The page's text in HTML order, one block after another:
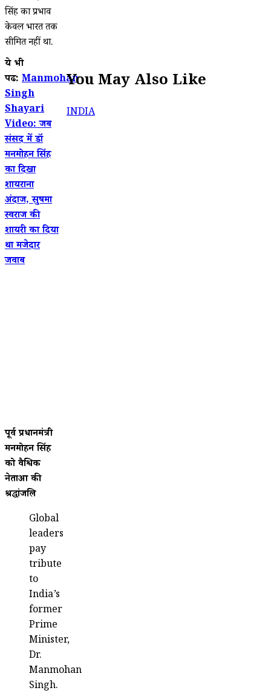
सिंह का प्रभाव
केवल भारत तक
सीमित नहीं था.
ये भी
पढें: Manmohan
Singh
Shayari
Video: जब
संसद में डॉ
मनमोहन सिंह
का दिखा
शायराना
अंदाज, सुषमा
स्वराज की
शायरी का दिया
था मजेदार
जवाब
पूर्व प्रधानमंत्री
मनमोहन सिंह
को वैश्विक
नेताओं की
श्रद्धांजलि
Global
leaders
pay
tribute
to
India’s
former
Prime
Minister,
Dr.
Manmohan
Singh.
You May Also Like
INDIA